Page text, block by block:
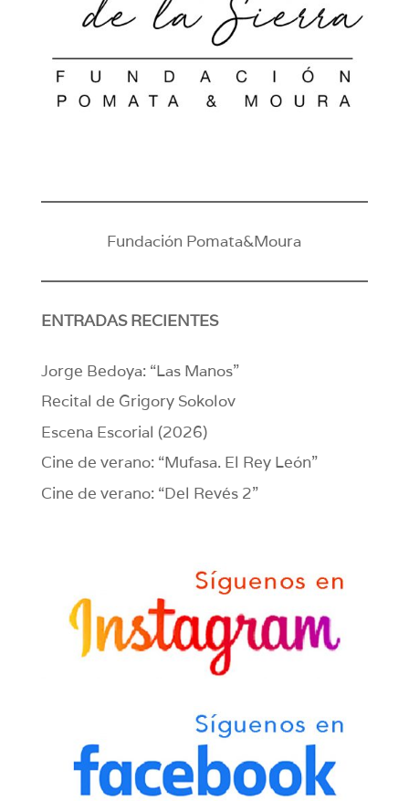
Fundación Pomata&Moura
ENTRADAS RECIENTES
Jorge Bedoya: “Las Manos”
Recital de Grigory Sokolov
Escena Escorial (2026)
Cine de verano: “Mufasa. El Rey León”
Cine de verano: “Del Revés 2”